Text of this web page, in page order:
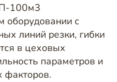
100м3
оборудовании с
линий резки, гибки
в цеховых
параметров и
факторов.